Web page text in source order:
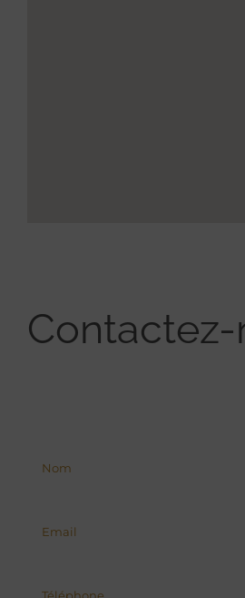
Contactez-